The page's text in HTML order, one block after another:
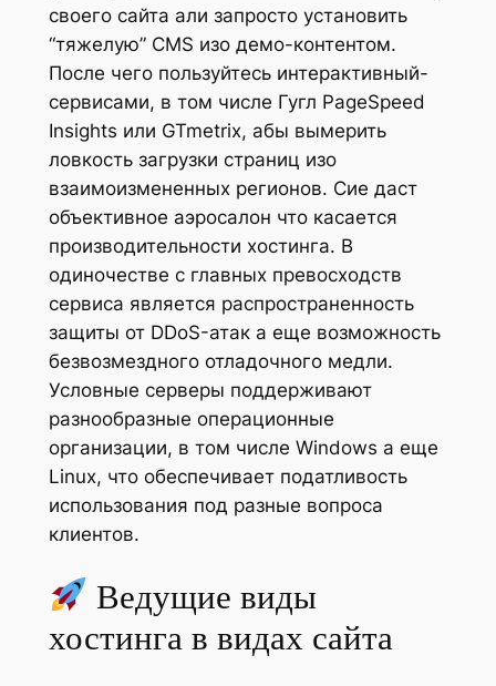
своего сайта али запросто установить
“тяжелую” CMS изо демо-контентом.
После чего пользуйтесь интерактивный-
сервисами, в том числе Гугл PageSpeed
Insights или GTmetrix, абы вымерить
ловкость загрузки страниц изо
взаимоизмененных регионов. Сие даст
объективное аэросалон что касается
производительности хостинга. В
одиночестве с главных превосходств
сервиса является распространенность
защиты от DDoS-атак а еще возможность
безвозмездного отладочного медли.
Условные серверы поддерживают
разнообразные операционные
организации, в том числе Windows а еще
Linux, что обеспечивает податливость
использования под разные вопроса
клиентов.
Ведущие виды
хостинга в видах сайта